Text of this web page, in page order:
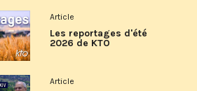
Article
Les reportages d'été
2026 de KTO
Article